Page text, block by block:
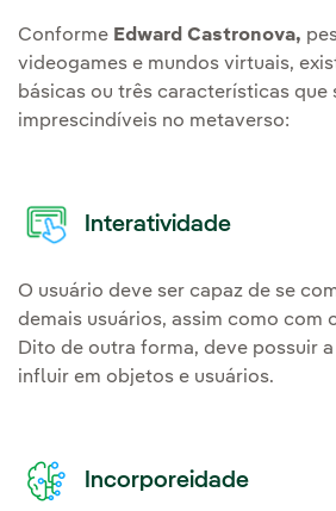
Conforme Edward Castronova,
videogames e mundos virtuais,
básicas ou três características que
imprescindíveis no metaverso:
Interatividade
O usuário deve ser capaz de se
demais usuários, assim como com
Dito de outra forma, deve possuir
influir em objetos e usuários.
Incorporeidade